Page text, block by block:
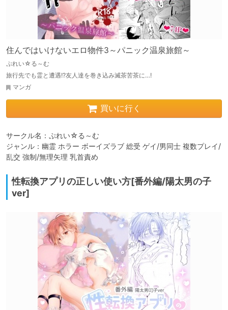
住んではいけないエロ物件3～パニック温泉旅館～
ぷれい☆る～む
旅行先でも霊と遭遇!?友人達を巻き込み滅茶苦茶に…!
マンガ
買いに行く
サークル名：ぷれい☆る～む
ジャンル：幽霊 ホラー ボーイズラブ 総受 ゲイ/男同士 複数プレイ/
乱交 強制/無理矢理 乳首責め
性転換アプリの正しい使い方[番外編/陽太男の子
ver]